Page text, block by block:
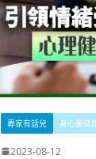
專家有話兒 身心靈健
2023-08-12